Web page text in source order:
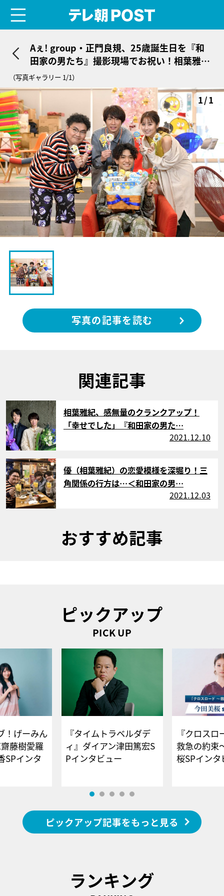
Aぇ! group・正門良規、25歳誕生日を『和
田家の男たち』撮影現場でお祝い！相葉雅紀
からのプレゼントに感激
（写真ギャラリー 1/1）
1/1
写真の記事を読む
関連記事
サムネイル
相葉雅紀、感無量のクランクアップ！
「幸せでした」『和田家の男た…
2021.12.10
サムネイル
優（相葉雅紀）の恋愛模様を深堀り！三
角関係の行方は…＜和田家の男…
2021.12.03
おすすめ記事
ピックアップ
PICK UP
！げーみん
藤樹愛羅
SPインタ
『タイムトラベルダデ
ィ』ダイアン津田篤宏S
Pインタビュー
『クロス
救急の約束
桜SPイ
ピックアップ記事をもっと見る
ランキング